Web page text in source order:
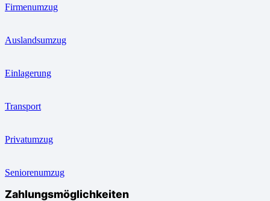
Firmenumzug
Auslandsumzug
Einlagerung
Transport
Privatumzug
Seniorenumzug
Zahlungsmöglichkeiten